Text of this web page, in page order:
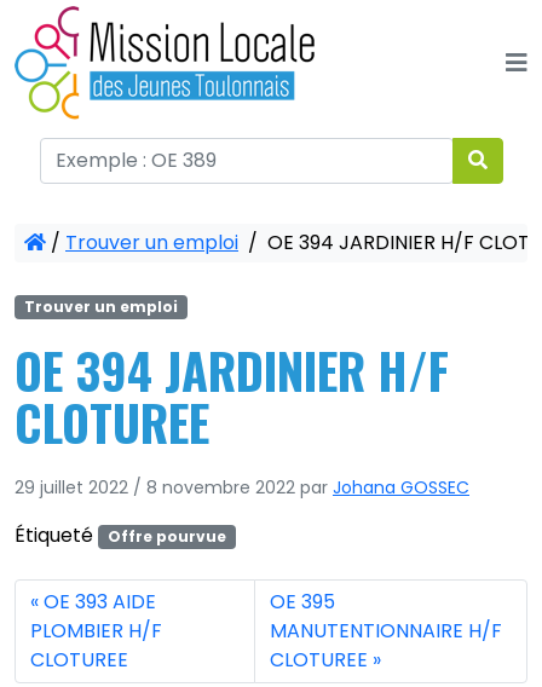
/ Trouver un emploi / OE 394 JARDINIER H/F
Trouver un emploi
OE 394 JARDINIER H/F
CLOTUREE
29 juillet 2022 / 8 novembre 2022 par Johana GOSSEC
Étiqueté Offre pourvue
OE 393 AIDE
PLOMBIER H/F
CLOTUREE
OE 395
MANUTENTIONNAIRE H/F
CLOTUREE
Panneau de gestion des cookies